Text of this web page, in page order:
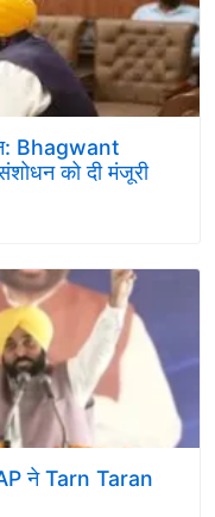
Bhagwant
को दी मंजूरी
ने Tarn Taran